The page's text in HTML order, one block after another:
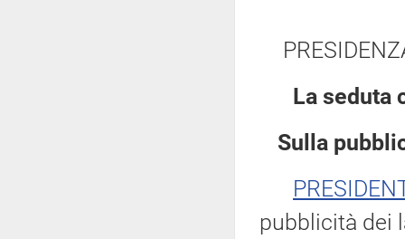
La seduta
Sulla
pubblicità dei